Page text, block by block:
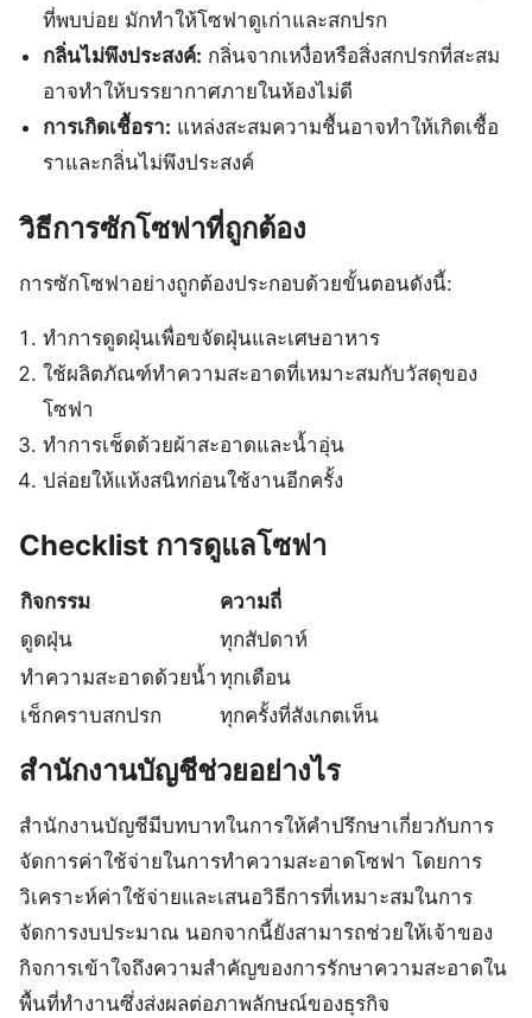
ที่พบบ่อย มักทำให้โซฟาดูเก่าและสกปรก
กลิ่นไม่พึงประสงค์: กลิ่นจากเหงื่อหรือสิ่งสกปรกที่สะสม
อาจทำให้บรรยากาศภายในห้องไม่ดี
การเกิดเชื้อรา: แหล่งสะสมความชื้นอาจทำให้เกิดเชื้อ
ราและกลิ่นไม่พึงประสงค์
วิธีการซักโซฟาที่ถูกต้อง
การซักโซฟาอย่างถูกต้องประกอบด้วยขั้นตอนดังนี้:
ทำการดูดฝุ่นเพื่อขจัดฝุ่นและเศษอาหาร
ใช้ผลิตภัณฑ์ทำความสะอาดที่เหมาะสมกับวัสดุของ
โซฟา
ทำการเช็ดด้วยผ้าสะอาดและน้ำอุ่น
ปล่อยให้แห้งสนิทก่อนใช้งานอีกครั้ง
Checklist การดูแลโซฟา
กิจกรรม
ความถี่
ดูดฝุ่น
ทุกสัปดาห์
ทำความสะอาดด้วยน้ำ ทุกเดือน
เช็กคราบสกปรก
ทุกครั้งที่สังเกตเห็น
สำนักงานบัญชีช่วยอย่างไร
สำนักงานบัญชีมีบทบาทในการให้คำปรึกษาเกี่ยวกับการ
จัดการค่าใช้จ่ายในการทำความสะอาดโซฟา โดยการ
วิเคราะห์ค่าใช้จ่ายและเสนอวิธีการที่เหมาะสมในการ
จัดการงบประมาณ นอกจากนี้ยังสามารถช่วยให้เจ้าของ
กิจการเข้าใจถึงความสำคัญของการรักษาความสะอาดใน
พื้นที่ทำงานซึ่งส่งผลต่อภาพลักษณ์ของธุรกิจ